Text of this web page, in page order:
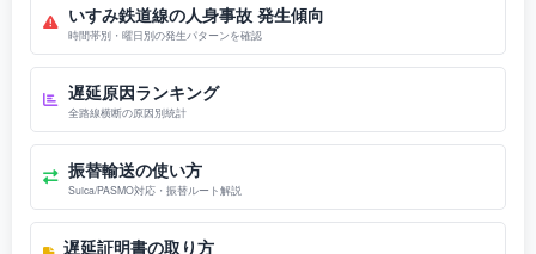
いすみ鉄道線の人身事故 発生傾向
時間帯別・曜日別の発生パターンを確認
遅延原因ランキング
全路線横断の原因別統計
振替輸送の使い方
Suica/PASMO対応・振替ルート解説
遅延証明書の取り方